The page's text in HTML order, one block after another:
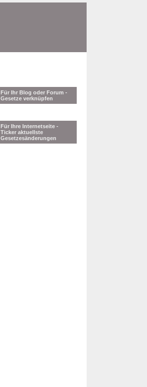
Für Ihr Blog oder Forum -
Gesetze verknüpfen
Für Ihre Internetseite -
Ticker aktuellste
Gesetzesänderungen